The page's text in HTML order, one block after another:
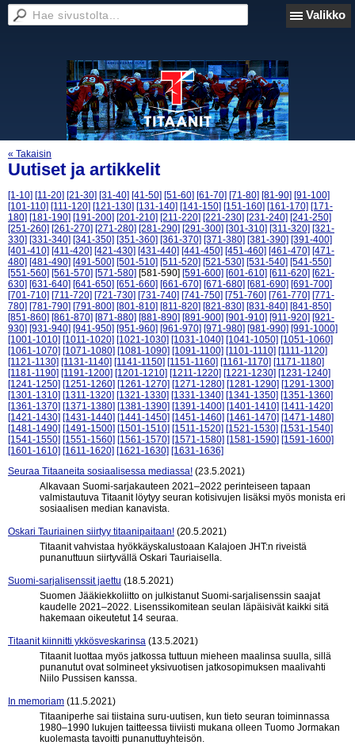
Valikko
« Takaisin
Uutiset ja artikkelit
[1-10] [11-20] [21-30] [31-40] [41-50] [51-60] [61-70] [71-80] [81-90] [91-100]
[101-110] [111-120] [121-130] [131-140] [141-150] [151-160] [161-170] [171-
180] [181-190] [191-200] [201-210] [211-220] [221-230] [231-240] [241-250]
[251-260] [261-270] [271-280] [281-290] [291-300] [301-310] [311-320] [321-
330] [331-340] [341-350] [351-360] [361-370] [371-380] [381-390] [391-400]
[401-410] [411-420] [421-430] [431-440] [441-450] [451-460] [461-470] [471-
480] [481-490] [491-500] [501-510] [511-520] [521-530] [531-540] [541-550]
[551-560] [561-570] [571-580] [581-590] [591-600] [601-610] [611-620] [621-
630] [631-640] [641-650] [651-660] [661-670] [671-680] [681-690] [691-700]
[701-710] [711-720] [721-730] [731-740] [741-750] [751-760] [761-770] [771-
780] [781-790] [791-800] [801-810] [811-820] [821-830] [831-840] [841-850]
[851-860] [861-870] [871-880] [881-890] [891-900] [901-910] [911-920] [921-
930] [931-940] [941-950] [951-960] [961-970] [971-980] [981-990] [991-1000]
[1001-1010] [1011-1020] [1021-1030] [1031-1040] [1041-1050] [1051-1060]
[1061-1070] [1071-1080] [1081-1090] [1091-1100] [1101-1110] [1111-1120]
[1121-1130] [1131-1140] [1141-1150] [1151-1160] [1161-1170] [1171-1180]
[1181-1190] [1191-1200] [1201-1210] [1211-1220] [1221-1230] [1231-1240]
[1241-1250] [1251-1260] [1261-1270] [1271-1280] [1281-1290] [1291-1300]
[1301-1310] [1311-1320] [1321-1330] [1331-1340] [1341-1350] [1351-1360]
[1361-1370] [1371-1380] [1381-1390] [1391-1400] [1401-1410] [1411-1420]
[1421-1430] [1431-1440] [1441-1450] [1451-1460] [1461-1470] [1471-1480]
[1481-1490] [1491-1500] [1501-1510] [1511-1520] [1521-1530] [1531-1540]
[1541-1550] [1551-1560] [1561-1570] [1571-1580] [1581-1590] [1591-1600]
[1601-1610] [1611-1620] [1621-1630] [1631-1636]
Seuraa Titaaneita sosiaalisessa mediassa! (23.5.2021)
Alkavaan Suomi-sarjakauteen 2021–2022 perinteiseen tapaan
valmistautuva Titaanit löytyy seuran kotisivujen lisäksi myös monista eri
sosiaalisen median kanavista.
Oskari Tauriainen siirtyy titaanipaitaan! (20.5.2021)
Titaanit vahvistaa hyökkäyskalustoaan Kalajoen JHT:n riveistä
punanuttuun siirtyvällä Oskari Tauriaisella.
Suomi-sarjalisenssit jaettu (18.5.2021)
Suomen Jääkiekkoliitto on julkistanut Suomi-sarjalisenssin saajat
kaudelle 2021–2022. Lisenssikomitean seulan läpäisivät kaikki sitä
hakemaan oikeutetut 14 seuraa.
Titaanit kiinnitti ykkösveskarinsa (13.5.2021)
Titaanit luottaa myös jatkossa tuttuun mieheen maalinsa suulla, sillä
punanutut ovat solmineet yksivuotisen jatkosopimuksen maalivahti
Niilo Pussisen kanssa.
In memoriam (11.5.2021)
Titaaniperhe sai tiistaina suru-uutisen, kun tieto seuran toiminnassa
1980–1990 lukujen taitteessa tiiviisti mukana olleen Tuomo Jormakan
kuolemasta tavoitti punanuttuyhteisön.